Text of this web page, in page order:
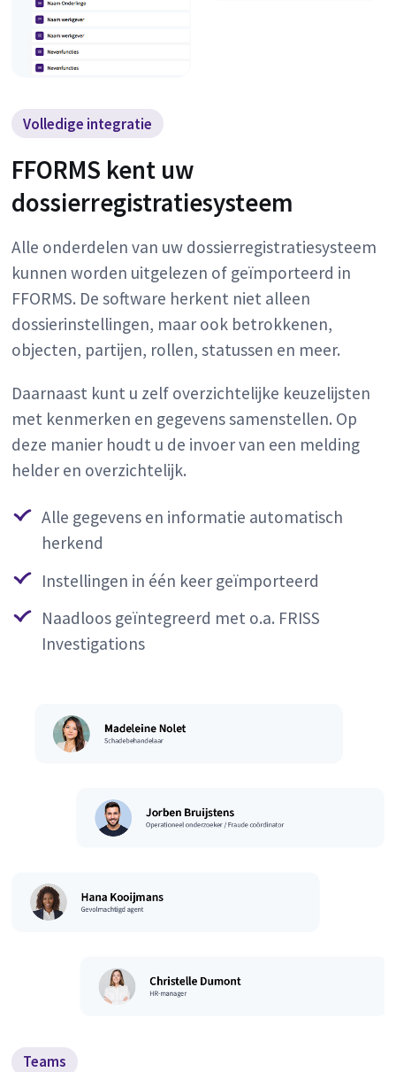
Volledige integratie
FFORMS kent uw
dossierregistratiesysteem
Alle onderdelen van uw dossierregistratiesysteem
kunnen worden uitgelezen of geïmporteerd in
FFORMS. De software herkent niet alleen
dossierinstellingen, maar ook betrokkenen,
objecten, partijen, rollen, statussen en meer.
Daarnaast kunt u zelf overzichtelijke keuzelijsten
met kenmerken en gegevens samenstellen. Op
deze manier houdt u de invoer van een melding
helder en overzichtelijk.
Alle gegevens en informatie automatisch
herkend
Instellingen in één keer geïmporteerd
Naadloos geïntegreerd met o.a. FRISS
Investigations
Teams